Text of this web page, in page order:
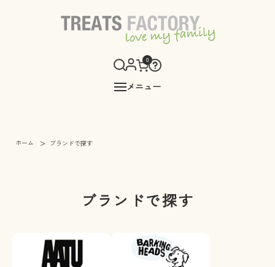
0
メニュー
ホーム > ブランドで探す
ブランドで探す